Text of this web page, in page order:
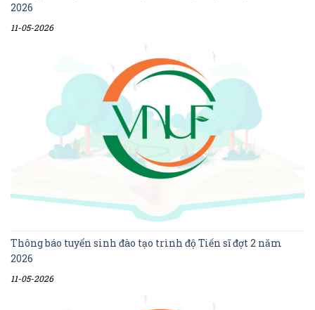
2026
11-05-2026
Thông báo tuyển sinh đào tạo trình độ Tiến sĩ đợt 2 năm
2026
11-05-2026